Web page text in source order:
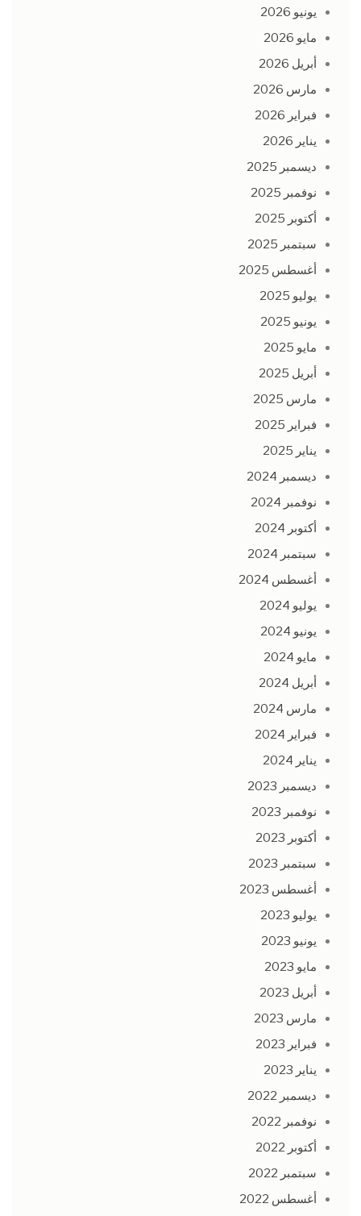
يونيو 2026
مايو 2026
أبريل 2026
مارس 2026
فبراير 2026
يناير 2026
ديسمبر 2025
نوفمبر 2025
أكتوبر 2025
سبتمبر 2025
أغسطس 2025
يوليو 2025
يونيو 2025
مايو 2025
أبريل 2025
مارس 2025
فبراير 2025
يناير 2025
ديسمبر 2024
نوفمبر 2024
أكتوبر 2024
سبتمبر 2024
أغسطس 2024
يوليو 2024
يونيو 2024
مايو 2024
أبريل 2024
مارس 2024
فبراير 2024
يناير 2024
ديسمبر 2023
نوفمبر 2023
أكتوبر 2023
سبتمبر 2023
أغسطس 2023
يوليو 2023
يونيو 2023
مايو 2023
أبريل 2023
مارس 2023
فبراير 2023
يناير 2023
ديسمبر 2022
نوفمبر 2022
أكتوبر 2022
سبتمبر 2022
أغسطس 2022